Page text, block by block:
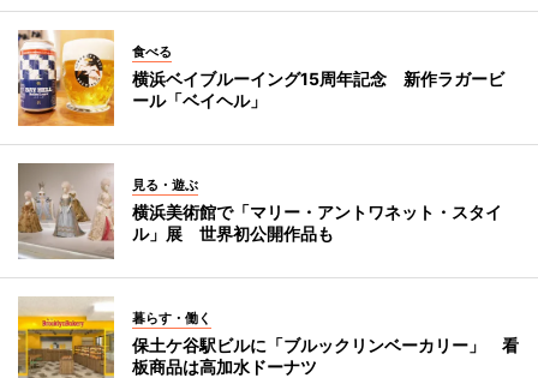
食べる
横浜ベイブルーイング15周年記念 新作ラガービ
ール「ベイヘル」
見る・遊ぶ
横浜美術館で「マリー・アントワネット・スタイ
ル」展 世界初公開作品も
暮らす・働く
保土ケ谷駅ビルに「ブルックリンベーカリー」 看
板商品は高加水ドーナツ